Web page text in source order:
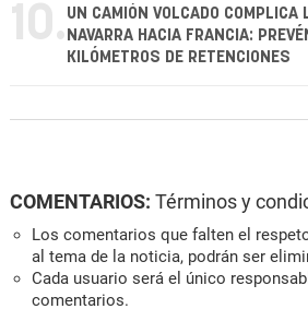
10. UN CAMIÓN VOLCADO COMPLICA
NAVARRA HACIA FRANCIA:
KILÓMETROS DE RETENCIONES
COMENTARIOS: Términos y
Los comentarios que falten el
al tema de la noticia, podrán ser
Cada usuario será el único
comentarios.